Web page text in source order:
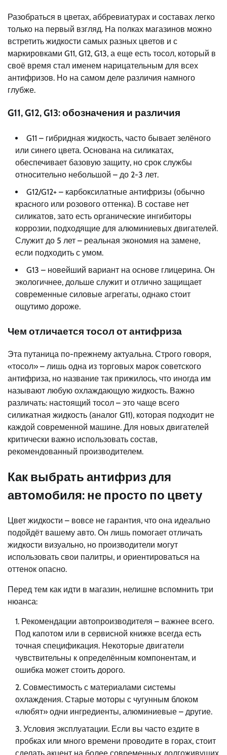
Разобраться в цветах, аббревиатурах и составах легко
только на первый взгляд. На полках магазинов можно
встретить жидкости самых разных цветов и с
маркировками G11, G12, G13, а еще есть тосол, который в
своё время стал именем нарицательным для всех
антифризов. Но на самом деле различия намного
глубже.
G11, G12, G13: обозначения и различия
G11 – гибридная жидкость, часто бывает зелёного
или синего цвета. Основана на силикатах,
обеспечивает базовую защиту, но срок службы
относительно небольшой – до 2-3 лет.
G12/G12+ – карбоксилатные антифризы (обычно
красного или розового оттенка). В составе нет
силикатов, зато есть органические ингибиторы
коррозии, подходящие для алюминиевых двигателей.
Служит до 5 лет – реальная экономия на замене,
если подходить с умом.
G13 – новейший вариант на основе глицерина. Он
экологичнее, дольше служит и отлично защищает
современные силовые агрегаты, однако стоит
ощутимо дороже.
Чем отличается тосол от антифриза
Эта путаница по-прежнему актуальна. Строго говоря,
«тосол» – лишь одна из торговых марок советского
антифриза, но название так прижилось, что иногда им
называют любую охлаждающую жидкость. Важно
различать: настоящий тосол – это чаще всего
силикатная жидкость (аналог G11), которая подходит не
каждой современной машине. Для новых двигателей
критически важно использовать состав,
рекомендованный производителем.
Как выбрать антифриз для
автомобиля: не просто по цвету
Цвет жидкости – вовсе не гарантия, что она идеально
подойдёт вашему авто. Он лишь помогает отличать
жидкости визуально, но производители могут
использовать свои палитры, и ориентироваться на
оттенок опасно.
Перед тем как идти в магазин, нелишне вспомнить три
нюанса:
Рекомендации автопроизводителя – важнее всего.
Под капотом или в сервисной книжке всегда есть
точная спецификация. Некоторые двигатели
чувствительны к определённым компонентам, и
ошибка может стоить дорого.
Совместимость с материалами системы
охлаждения. Старые моторы с чугунным блоком
«любят» одни ингредиенты, алюминиевые – другие.
Условия эксплуатации. Если вы часто ездите в
пробках или много времени проводите в горах, стоит